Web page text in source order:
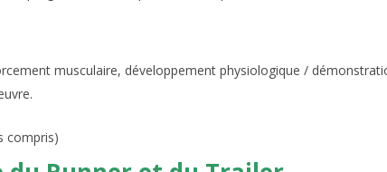
musculaire, développement physiologique /
compris)